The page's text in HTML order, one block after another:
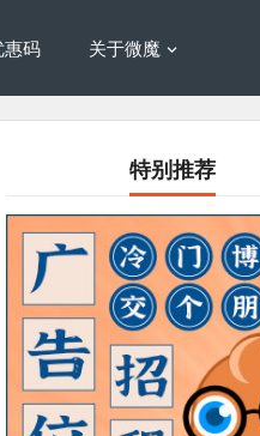
惠码 关于微魔
特别推荐